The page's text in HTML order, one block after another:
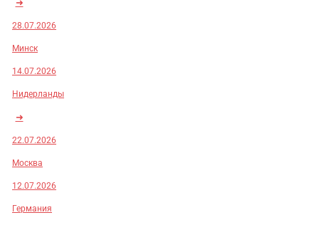
➜
28.07.2026
Минск
14.07.2026
Нидерланды
➜
22.07.2026
Москва
12.07.2026
Германия